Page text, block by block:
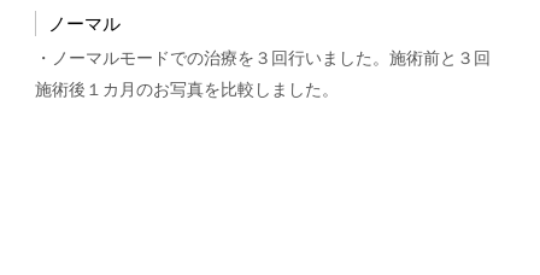
ノーマル
・ノーマルモードでの治療を３回行いました。施術前と３回
施術後１カ月のお写真を比較しました。